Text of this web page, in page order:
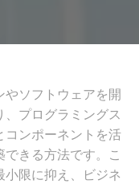
やソフトウェアを開
プログラミングス
コンポーネントを活
きる方法です。こ
限に抑え、ビジネ